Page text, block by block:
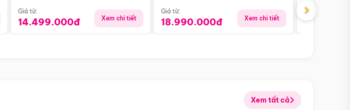
Giá từ:
14.499.000đ Xem chi tiết
Giá từ:
18.990.000đ Xem chi tiết
Giá từ:
›
Xem tất cả
Điểm nổi bật